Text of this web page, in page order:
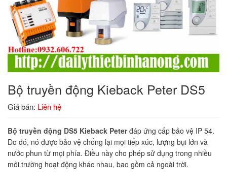
Bộ truyền động Kieback Peter DS5
Giá bán: Liên hệ
Bộ truyền động DS5 Kieback Peterđáp ứng cấp bảo vệ IP 54.
Do đó, nó được bảo vệ chống lại mọi tiếp xúc, lượng bụi lớn và
nước phun từ mọi phía. Điều này cho phép sử dụng trong nhiều
môi trường hoạt động khác nhau, bao gồm cả ngoài trời.